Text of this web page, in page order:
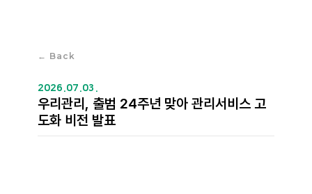
← Back
2026.07.03.
우리관리, 출범 24주년 맞아 관리서비스 고
도화 비전 발표